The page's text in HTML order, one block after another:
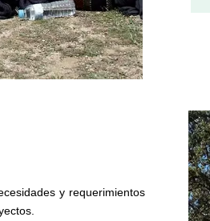
y requerimientos